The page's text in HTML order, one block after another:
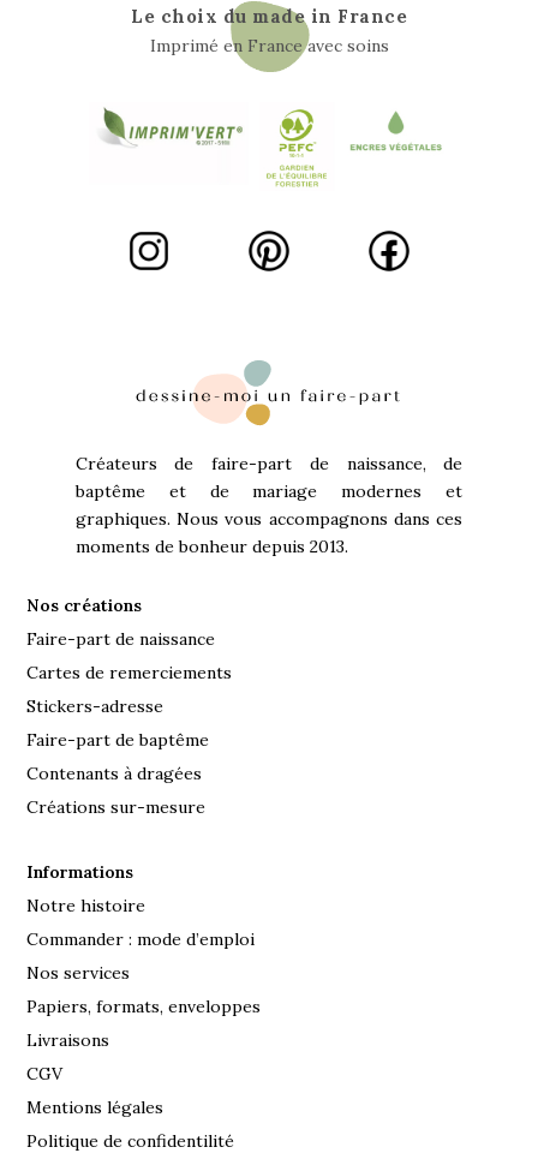
Le choix du made in France
Imprimé en France avec soins
Créateurs de faire-part de naissance, de
baptême et de mariage modernes et
graphiques. Nous vous accompagnons dans ces
moments de bonheur depuis 2013.
Nos créations
Faire-part de naissance
Cartes de remerciements
Stickers-adresse
Faire-part de baptême
Contenants à dragées
Créations sur-mesure
Informations
Notre histoire
Commander : mode d’emploi
Nos services
Papiers, formats, enveloppes
Livraisons
CGV
Mentions légales
Politique de confidentilité